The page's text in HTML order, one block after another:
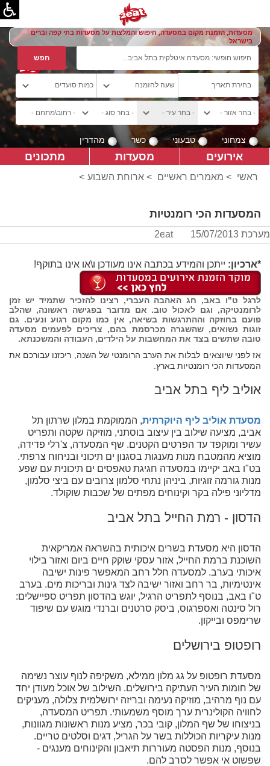
מסעדות, הזמנת מקום במסעדה, חיפוש והמלצות על מסעדות בתי קפה וברים
בישראל
צמחוני טבעוני כשר מהדרין
אירועים מסעדות מתכונים
ראשי > מאמרים ראשיים > ארוחת השבוע >
המסעדות הכי רומנטיות
מערכת 2eat 15/07/2013
*ארכיון: ייתכן והמידע בכתבה אינו מעודכן ו\או אינו בתוקף!
לרגל ט"ו באב, חג האהבה העברי, רצינו להזכיר שתמיד יש זמן
לרומנטיקה, וגם לאכול טוב. אם מדובר בפגישה ראשונה, שהלב
פועם בחוזקה וההתרגשות בשיאה, אין כמו מקום רגוע ונעים. גם
זוגות נשואים, שהשגרה מכרסמת בהם, צריכים לפעמים מסעדה
טובה שתשים בצד את המחשבות על הילדים, העבודה והמשכנתא.
אז לפני שיוצאים לבלות את הערב הרומנטי של השנה, ריכזנו עבורכם את
המסעדות הכי רומנטיות בארץ.
אוליב ליף בתל אביב
מסעדת אוליב ליף היוקרתית, הממוקמת במלון שרתון תל
אביב, מציעה שילוב בין עיצוב בוסתני, מוזיקה שקטה ותפריט
עשיר ומוקפד עד הפרטים הקטנים. שף המסעדה, צ'רלי פדידה,
מוציא מהמטבח מנות מענגות בסגנון ים תיכוני ובניחוח צרפתי.
בט"ו באב יקיימו במסעדה חגיגת טאפסים ים תיכונית עם שפע
מנות גורמה זוגיות, ביניהן נתחי סלמון צרובים עם ביצי סלמון,
מדליוני פילה בקר וקינוחים מפתים של שכבות שוקולד.
הדסון - רמת החייל בתל אביב
הדסון היא מסעדת בשרים איכותית בהשראה אמריקאית
השוכנת ברמת החייל, אזור עסקי שוקק חיים ביום ואזור בילוי
איכותי בערב. למסעדה חלל רחב המאפשר פינות ישיבה
אינטימיות, בר רחב ואזור ישיבה לצד גינות ובריכות מים. בערב
ט"ו באב, בנוסף לתפריט הרגיל, יוגש בהדסון תפריט ספיישלים:
רול סינטה ואספרגוס, ביסק סרטנים וברנדי מוגש עם שיפוד
שרימפס ובייקון.
רופטופ בירושלים
מסעדת רופטופ על גג מלון ממילא, משקיפה לנוף עוצר נשימה
של חומות העיר העתיקה בירושלים. השילוב של אוכל מעודן יחד
עם נוף מרהיב, מוזיקה נעימה ובריזה ירושלמית צלולה, מעניקים
לחוויה הקולינרית ערך מוסף משמעותי. תפריט המסעדה,
בניצוחו של שף המלון, קובי בכר, מציע מנות ראשונות מגוונות,
מנות עיקריות הכוללות בשר על הגריל, דגים וסלטים טריים.
בנוסף, מנות הפסטה מעוררות תיאבון והקינוחים מענגים -
שפשוט אי אפשר לסרב להם.